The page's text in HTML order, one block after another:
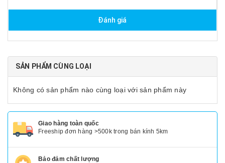
Đánh giá
SẢN PHẨM CÙNG LOẠI
Không có sản phẩm nào cùng loại với sản phẩm này
Giao hàng toàn quốc
Freeship đơn hàng >500k trong bán kính 5km
Bảo đảm chất lượng